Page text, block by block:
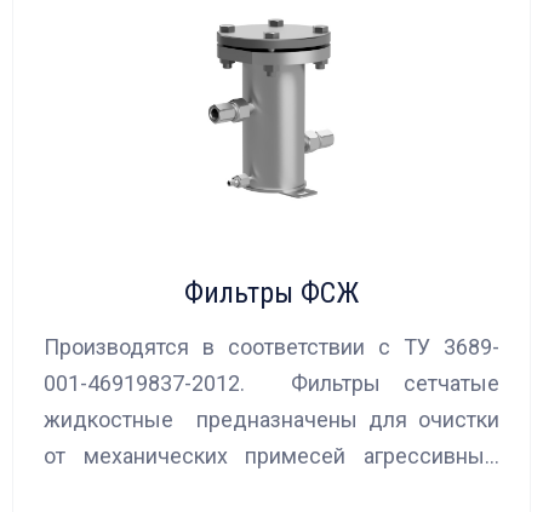
Фильтры ФСЖ
Производятся в соответствии с ТУ 3689-
001-46919837-2012. Фильтры сетчатые
жидкостные предназначены для очистки
от механических примесей агрессивных,